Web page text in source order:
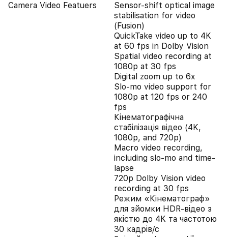
Camera Video Featuers
Sensor-shift optical image
stabilisation for video
(Fusion)
QuickTake video up to 4K
at 60 fps in Dolby Vision
Spatial video recording at
1080p at 30 fps
Digital zoom up to 6x
Slo‑mo video support for
1080p at 120 fps or 240
fps
Кінематографічна
стабілізація відео (4K,
1080p, and 720p)
Macro video recording,
including slo-mo and time-
lapse
720p Dolby Vision video
recording at 30 fps
Режим «Кінематограф»
для зйомки HDR‑відео з
якістю до 4K та частотою
30 кадрів/с